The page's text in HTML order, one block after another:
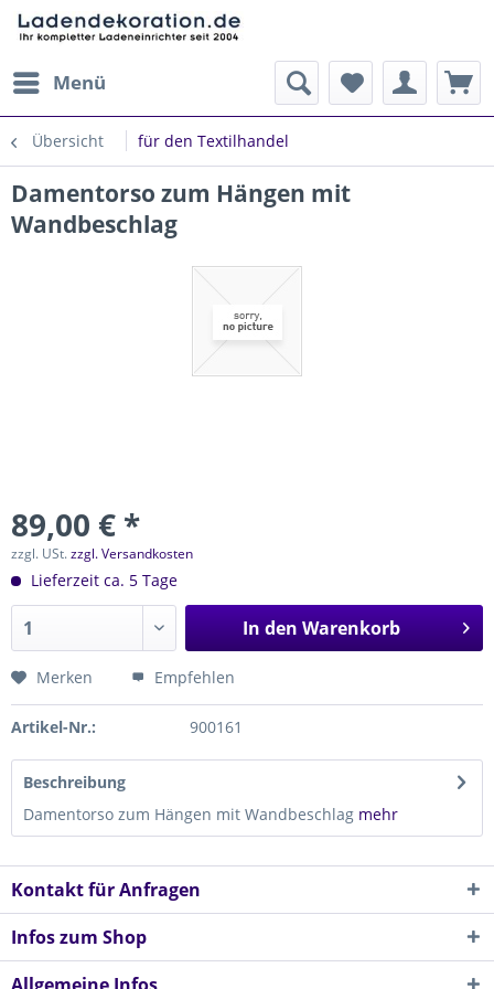
Menü
Übersicht für den Textilhandel
Damentorso zum Hängen mit
Wandbeschlag
89,00 € *
zzgl. USt.zzgl. Versandkosten
Lieferzeit ca. 5 Tage
In den Warenkorb
Merken Empfehlen
Artikel-Nr.: 900161
Beschreibung
Damentorso zum Hängen mit Wandbeschlag mehr
Kontakt für Anfragen
Infos zum Shop